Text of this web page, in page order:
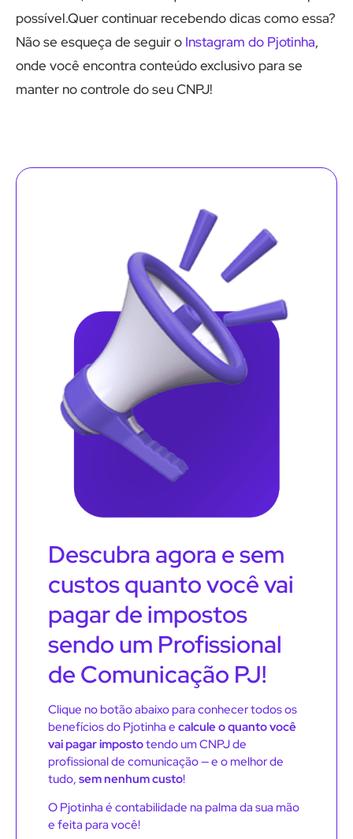
possível.Quer continuar recebendo dicas como essa?
Não se esqueça de seguir o Instagram do Pjotinha,
onde você encontra conteúdo exclusivo para se
manter no controle do seu CNPJ!
Descubra agora e sem
custos quanto você vai
pagar de impostos
sendo um Profissional
de Comunicação PJ!
Clique no botão abaixo para conhecer todos os
benefícios do Pjotinha e calcule o quanto você
vai pagar impostotendo um CNPJ de
profissional de comunicação — e o melhor de
tudo, sem nenhum custo!
O Pjotinha é contabilidade na palma da sua mão
e feita para você!